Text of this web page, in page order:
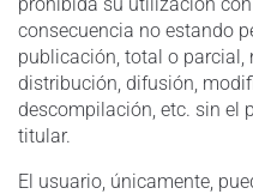
consecuencia no estando
publicación, total o
distribución, difusión,
descompilación, etc. sin el
titular.
El usuario, únicamente,